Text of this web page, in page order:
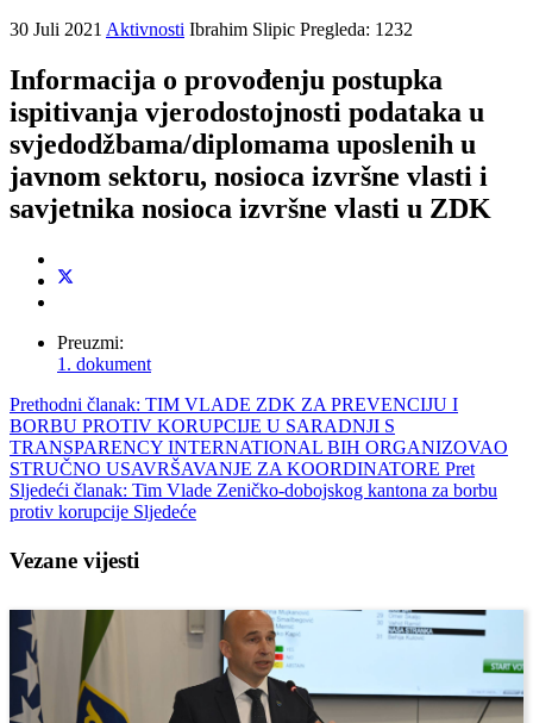
30 Juli 2021 Aktivnosti Ibrahim Slipic Pregleda: 1232
Informacija o provođenju postupka
ispitivanja vjerodostojnosti podataka u
svjedodžbama/diplomama uposlenih u
javnom sektoru, nosioca izvršne vlasti i
savjetnika nosioca izvršne vlasti u ZDK
Preuzmi:
1. dokument
Prethodni članak: TIM VLADE ZDK ZA PREVENCIJU I
BORBU PROTIV KORUPCIJE U SARADNJI S
TRANSPARENCY INTERNATIONAL BIH ORGANIZOVAO
STRUČNO USAVRŠAVANJE ZA KOORDINATORE Pret
Sljedeći članak: Tim Vlade Zeničko-dobojskog kantona za borbu
protiv korupcije Sljedeće
Vezane vijesti